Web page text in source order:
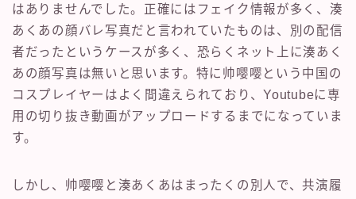
はありませんでした。正確にはフェイク情報が多く、湊
あくあの顔バレ写真だと言われていたものは、別の配信
者だったというケースが多く、恐らくネット上に湊あく
あの顔写真は無いと思います。特に帅嘤嘤という中国の
コスプレイヤーはよく間違えられており、Youtubeに専
用の切り抜き動画がアップロードするまでになっていま
す。
しかし、帅嘤嘤と湊あくあはまったくの別人で、共演履